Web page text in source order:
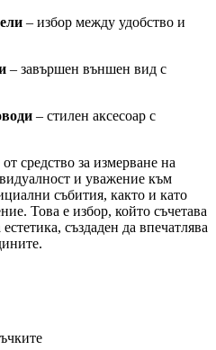
– избор между удобство и
– завършен външен вид с
– стилен аксесоар с
средство за измерване на
и уважение към
събития, както и като
Това е избор, който съчетава
създаден да впечатлява